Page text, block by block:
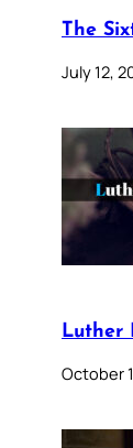
The
July 12,
Luther
October